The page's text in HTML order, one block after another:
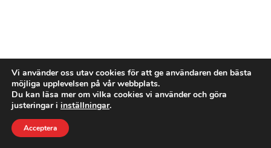
Vi använder oss utav cookies för att ge användaren den bästa
möjliga upplevelsen på vår webbplats.
Du kan läsa mer om vilka cookies vi använder och göra
justeringar i inställningar.
Acceptera